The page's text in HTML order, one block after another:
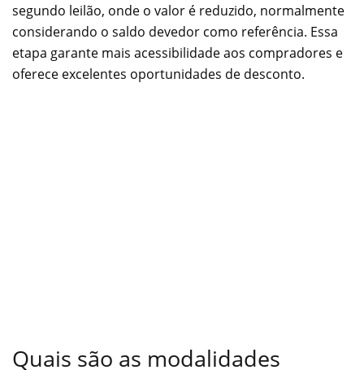
segundo leilão, onde o valor é reduzido, normalmente
considerando o saldo devedor como referência. Essa
etapa garante mais acessibilidade aos compradores e
oferece excelentes oportunidades de desconto.
Quais são as modalidades